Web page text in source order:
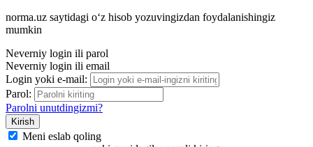
norma.uz saytidagi oʻz hisob yozuvingizdan foydalanishingiz
mumkin
Neverniy login ili parol
Neverniy login ili email
Login yoki e-mail:
Parol:
Parolni unutdingizmi?
Meni eslab qoling